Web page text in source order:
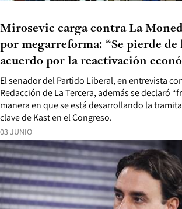
03 JUNIO
El senador del Partido Liberal, en entrevista
Redacción de La Tercera, además se declaró
manera en que se está desarrollando la
clave de Kast en el Congreso.
Mirosevic carga contra La
por megarreforma: “Se pierde
acuerdo por la reactivación